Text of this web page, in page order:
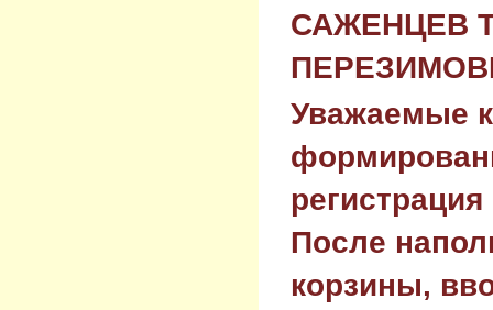
САЖЕНЦЕВ
Уважаемые
После
корзины,